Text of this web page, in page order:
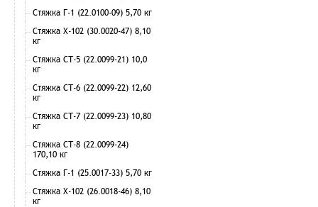
Стяжка Г-1 (22.0100-09) 5,70 кг
Стяжка Х-102 (30.0020-47) 8,10
кг
Стяжка СТ-5 (22.0099-21) 10,0
кг
Стяжка СТ-6 (22.0099-22) 12,60
кг
Стяжка СТ-7 (22.0099-23) 10,80
кг
Стяжка СТ-8 (22.0099-24)
170,10 кг
Стяжка Г-1 (25.0017-33) 5,70 кг
Стяжка Х-102 (26.0018-46) 8,10
кг